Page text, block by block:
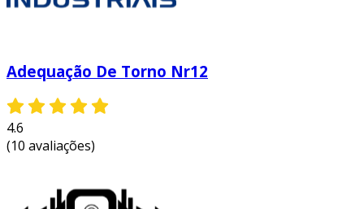
Adequação De Torno Nr12
4.6
(10 avaliações)